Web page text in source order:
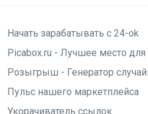
Начать зарабатывать с 24-ok
Picabox.ru - Лучшее место
Розыгрыш - Генератор
Пульс нашего маркетплейса
Укорачиватель ссылок